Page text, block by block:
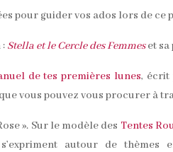
pour guider vos ados lors de ce
: Stella et le Cercle des Femmeset sa
de tes premières lunes, écrit
vous pouvez vous procurer à
». Sur le modèle des Tentes
autour de